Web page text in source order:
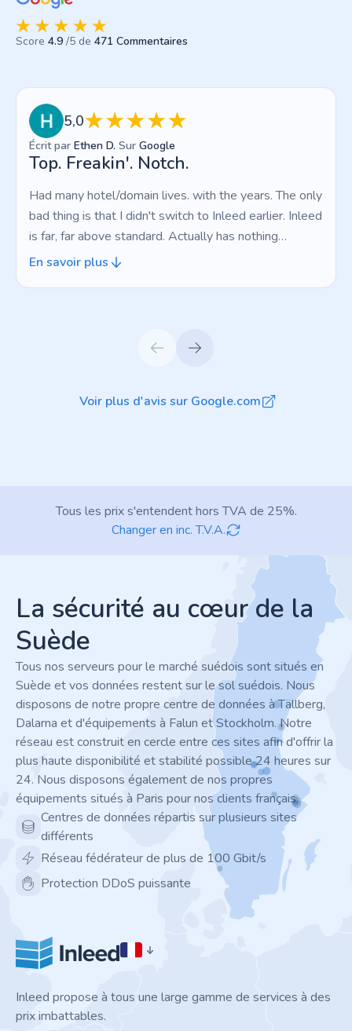
Score 4.9 /5 de 471 Commentaires
5,0
Écrit par Ethen D. Sur Google
Top. Freakin'. Notch.
Had many hotel/domain lives. with the years. The only
bad thing is that I didn't switch to Inleed earlier. Inleed
is far, far above standard. Actually has nothing
negative at all, which is a strange feeling. Top.
En savoir plus
Voir plus d'avis sur Google.com
Tous les prix s'entendent hors TVA de 25%.
Changer en inc. T.V.A.
La sécurité au cœur de la
Suède
Tous nos serveurs pour le marché suédois sont situés en
Suède et vos données restent sur le sol suédois. Nous
disposons de notre propre centre de données à Tällberg,
Dalarna et d'équipements à Falun et Stockholm. Notre
réseau est construit en cercle entre ces sites afin d'offrir la
plus haute disponibilité et stabilité possible 24 heures sur
24. Nous disposons également de nos propres
équipements situés à Paris pour nos clients français.
Centres de données répartis sur plusieurs sites
différents
Réseau fédérateur de plus de 100 Gbit/s
Protection DDoS puissante
Inleed propose à tous une large gamme de services à des
prix imbattables.